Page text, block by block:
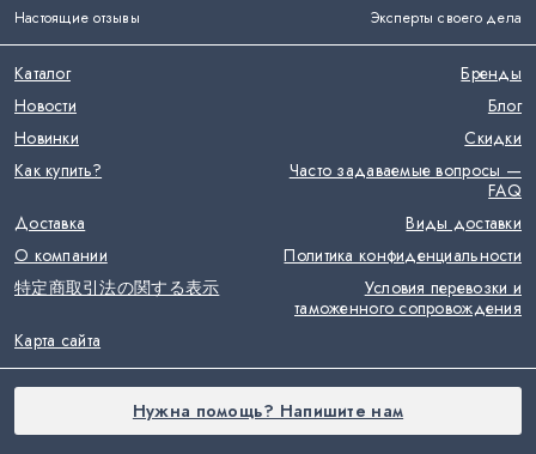
Настоящие отзывы
Эксперты своего дела
Каталог
Бренды
Новости
Блог
Новинки
Скидки
Как купить?
Часто задаваемые вопросы —
FAQ
Доставка
Виды доставки
О компании
Политика конфиденциальности
特定商取引法の関する表示
Условия перевозки и
таможенного сопровождения
Карта сайта
Нужна помощь? Напишите нам